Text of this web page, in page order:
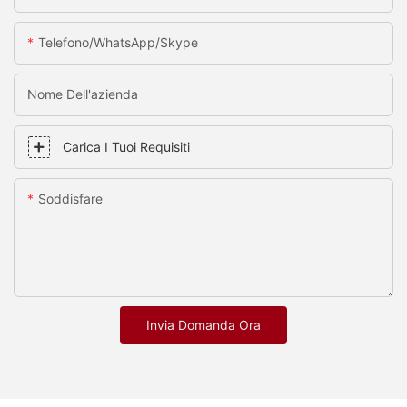
Telefono/whatsApp/skype
Nome Dell'azienda
Carica I Tuoi Requisiti
Soddisfare
Invia Domanda Ora